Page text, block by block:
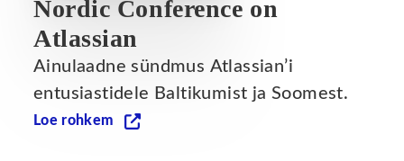
Nordic Conference on
Atlassian
Ainulaadne sündmus Atlassian’i
entusiastidele Baltikumist ja Soomest.
Loe rohkem